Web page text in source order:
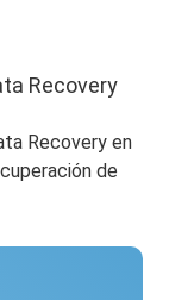
Recovery
Recovery en
de